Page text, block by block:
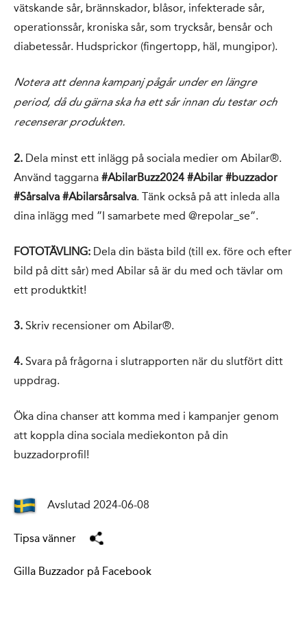
vätskande sår, brännskador, blåsor, infekterade sår,
operationssår, kroniska sår, som trycksår, bensår och
diabetessår. Hudsprickor (fingertopp, häl, mungipor).
Notera att denna kampanj pågår under en längre
period, då du gärna ska ha ett sår innan du testar och
recenserar produkten.
2. Dela minst ett inlägg på sociala medier om Abilar®.
Använd taggarna #AbilarBuzz2024 #Abilar #buzzador
#Sårsalva #Abilarsårsalva. Tänk också på att inleda alla
dina inlägg med ”I samarbete med @repolar_se”.
FOTOTÄVLING: Dela din bästa bild (till ex. före och efter
bild på ditt sår) med Abilar så är du med och tävlar om
ett produktkit!
3. Skriv recensioner om Abilar®.
4. Svara på frågorna i slutrapporten när du slutfört ditt
uppdrag.
Öka dina chanser att komma med i kampanjer genom
att koppla dina sociala mediekonton på din
buzzadorprofil!
Avslutad 2024-06-08
Tipsa vänner
Gilla Buzzador på Facebook